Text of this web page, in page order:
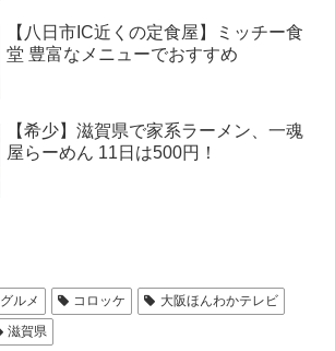
【八日市IC近くの定食屋】ミッチー食
堂 豊富なメニューでおすすめ
【希少】滋賀県で家系ラーメン、一魂
屋らーめん 11日は500円！
グルメ コロッケ
大阪ほんわかテレビ
滋賀県